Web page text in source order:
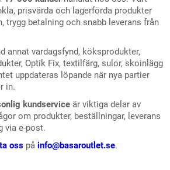
prisvärda och lagerförda produkter
trygg betalning och snabb leverans från
annat vardagsfynd, köksprodukter,
Optik Fix, textilfärg, sulor, skoinlägg
uppdateras löpande när nya partier
in.
kundservice är viktiga delar av
om produkter, beställningar, leverans
via e-post.
oss på info@basaroutlet.se.